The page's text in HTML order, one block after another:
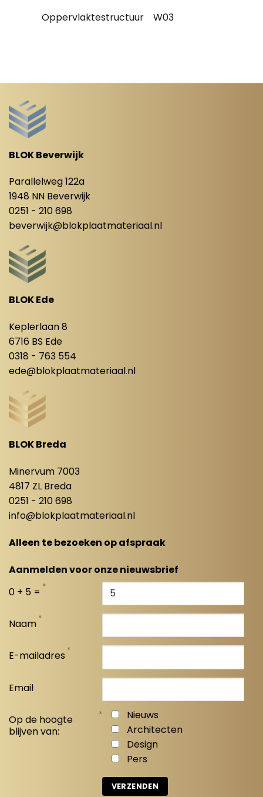
Oppervlaktestructuur
W03
BLOK Beverwijk
Parallelweg 122a
1948 NN Beverwijk
0251 - 210 698
beverwijk@blokplaatmateriaal.nl
BLOK Ede
Keplerlaan 8
6716 BS Ede
0318 - 763 554
ede@blokplaatmateriaal.nl
BLOK Breda
Minervum 7003
4817 ZL Breda
0251 - 210 698
info@blokplaatmateriaal.nl
Alleen te bezoeken op afspraak
Aanmelden voor onze nieuwsbrief
0 + 5 = *
Naam *
E-mailadres *
Email
Op de hoogte
blijven van:
*
Nieuws
Architecten
Design
Pers